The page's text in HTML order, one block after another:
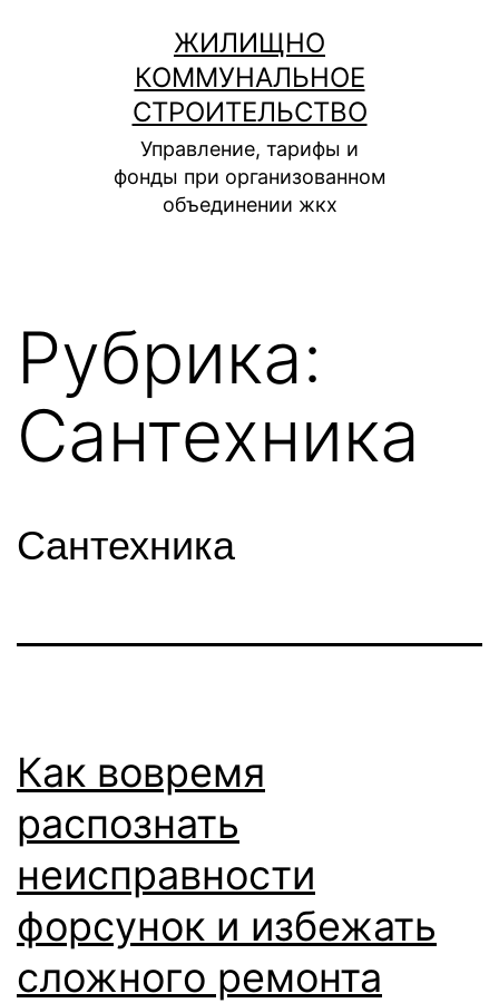
содержимому
ЖИЛИЩНО
КОММУНАЛЬНОЕ
СТРОИТЕЛЬСТВО
Управление, тарифы и
фонды при организованном
объединении жкх
Рубрика:
Сантехника
Сантехника
Как вовремя
распознать
неисправности
форсунок и избежать
сложного ремонта